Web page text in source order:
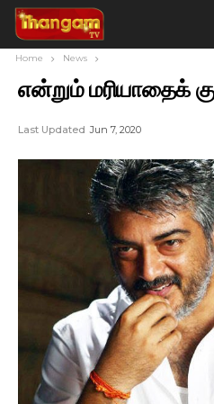
Home News
என்றும் மரியாதைக்
Last Updated Jun 7, 2020